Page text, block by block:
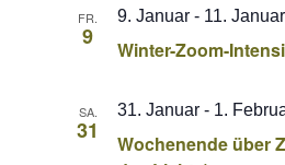
FR.
9 Winter-Zoom-
9. Januar - 11. Januar
SA.
31
Wochenende über
31. Januar - 1.